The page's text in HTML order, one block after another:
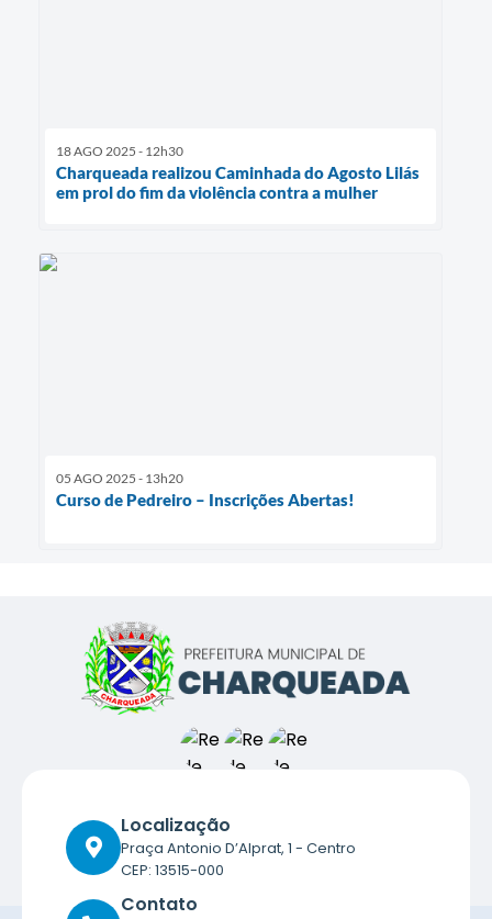
18 AGO 2025 - 12h30
Charqueada realizou Caminhada do Agosto Lilás
em prol do fim da violência contra a mulher
05 AGO 2025 - 13h20
Curso de Pedreiro – Inscrições Abertas!
Localização
Praça Antonio D’Alprat, 1 - Centro
CEP: 13515-000
Contato